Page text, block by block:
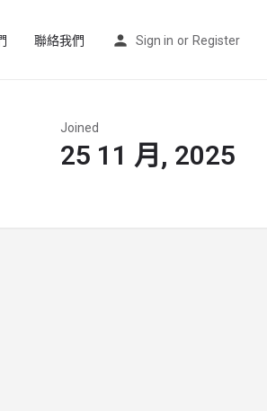
聯絡我們 Sign in or Register
Joined
25 11 月, 2025